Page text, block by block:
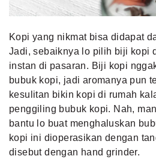
Kopi yang nikmat bisa didapat
Jadi, sebaiknya lo pilih biji kopi
instan di pasaran. Biji kopi
bubuk kopi, jadi aromanya pun
kesulitan bikin kopi di rumah
penggiling bubuk kopi. Nah,
bantu lo buat menghaluskan
kopi ini dioperasikan dengan
disebut dengan hand grinder.